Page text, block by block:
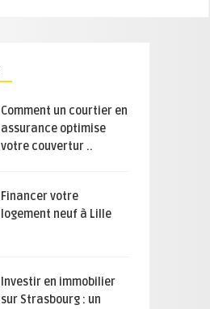
Comment un courtier en
assurance optimise
votre couvertur ..
Financer votre
logement neuf à Lille
Investir en immobilier
sur Strasbourg : un